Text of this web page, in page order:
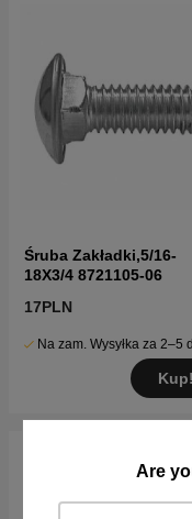
Are
Śruba Zakładki,5/16-
18X3/4 8721105-06
17PLN
Na zam. Wysyłka za 2–5
Kup!